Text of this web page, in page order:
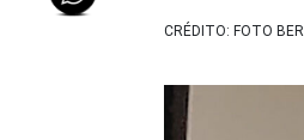
CRÉDITO: FOTO